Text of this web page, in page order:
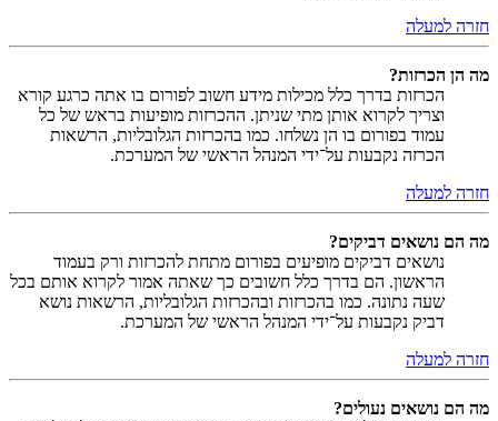
חזרה למעלה
מה הן הכרזות?
הכרזות בדרך כלל מכילות מידע חשוב לפורום בו אתה כרגע קורא
וצריך לקרוא אותן מתי שניתן. ההכרזות מופיעות בראש של כל
עמוד בפורום בו הן נשלחו. כמו בהכרזות הגלובליות, הרשאות
הכרזה נקבעות על־ידי המנהל הראשי של המערכת.
חזרה למעלה
מה הם נושאים דביקים?
נושאים דביקים מופיעים בפורום מתחת להכרזות ורק בעמוד
הראשון. הם בדרך כלל חשובים כך שאתה אמור לקרוא אותם בכל
שעה נתונה. כמו בהכרזות ובהכרזות הגלובליות, הרשאות נושא
דביק נקבעות על־ידי המנהל הראשי של המערכת.
חזרה למעלה
מה הם נושאים נעולים?